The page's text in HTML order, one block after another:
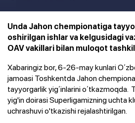
Unda Jahon chempionatiga
oshirilgan ishlar va kelgusidagi
OAV vakillari bilan muloqot
Xabaringiz bor, 6-26-may kunlari
jamoasi Toshkentda Jahon
tayyorgarlik yigʻinlarini oʻtkazmoqda.
yig'in doirasi Superligamizning uchta
uchrashuvi o'tkazishi rejalashtirilgan.